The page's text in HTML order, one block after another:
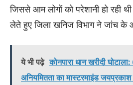
जिससे आम लोगों को परेशानी हो रही
लेते हुए जिला खनिज विभाग ने जांच के
ये भी पढ़े कोनपारा धान खरीदी
अनियमितता का मास्टरमाइंड